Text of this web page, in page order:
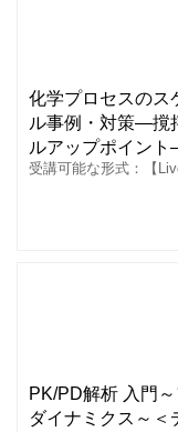
化学プロセスのス
ル事例・対策―撹
ルアップポイン
受講可能な形式：【
PK/PD解析 入門
ダイナミクス～＜